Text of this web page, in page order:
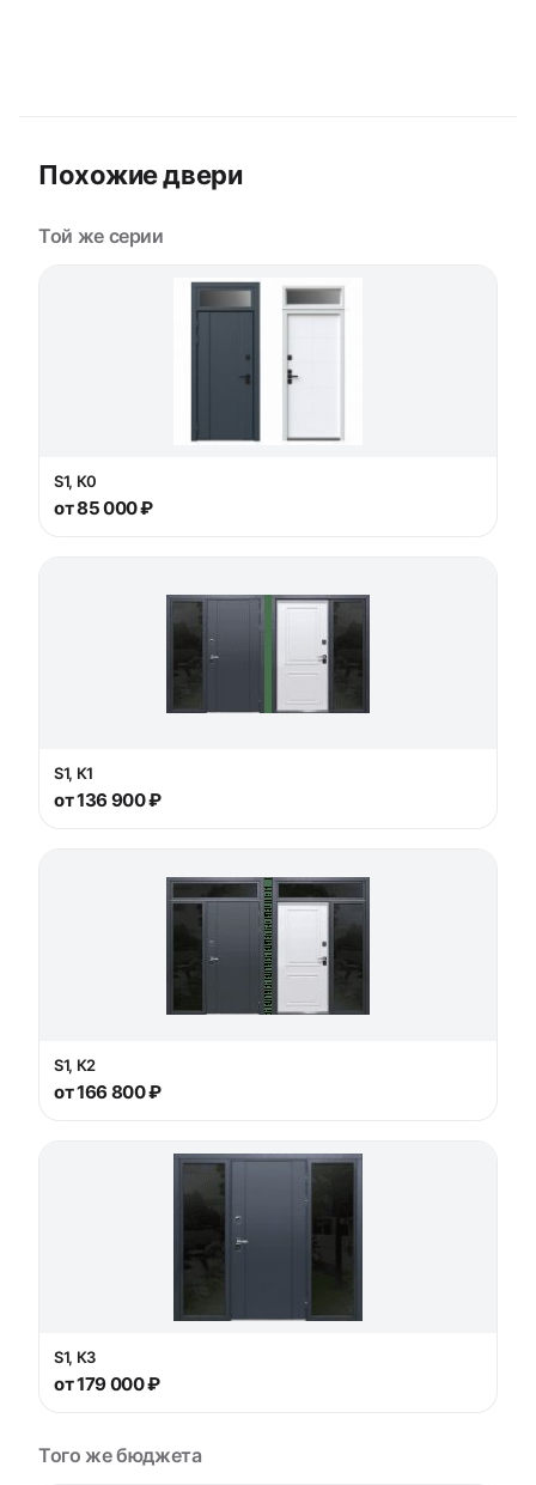
Похожие двери
Той же серии
S1, К0
от 85 000 ₽
S1, К1
от 136 900 ₽
S1, К2
от 166 800 ₽
S1, К3
от 179 000 ₽
Того же бюджета